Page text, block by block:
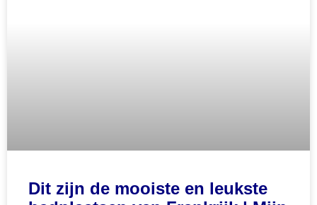
Dit zijn de mooiste en leukste